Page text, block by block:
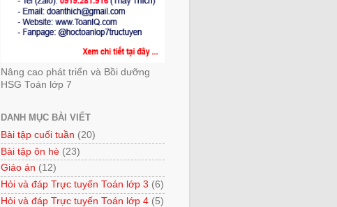
Nâng cao phát triển và Bồi dưỡng
HSG Toán lớp 7
DANH MỤC BÀI VIẾT
Bài tập cuối tuần (20)
Bài tập ôn hè (23)
Giáo án (12)
Hỏi và đáp Trực tuyến Toán lớp 3 (6)
Hỏi và đáp Trực tuyến Toán lớp 4 (5)